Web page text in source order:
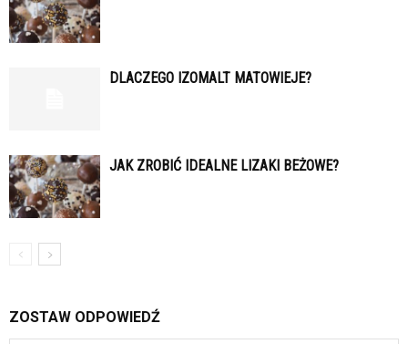
DLACZEGO IZOMALT MATOWIEJE?
JAK ZROBIĆ IDEALNE LIZAKI BEŻOWE?
ZOSTAW ODPOWIEDŹ